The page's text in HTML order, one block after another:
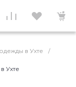
в Ухте
/
Ухте